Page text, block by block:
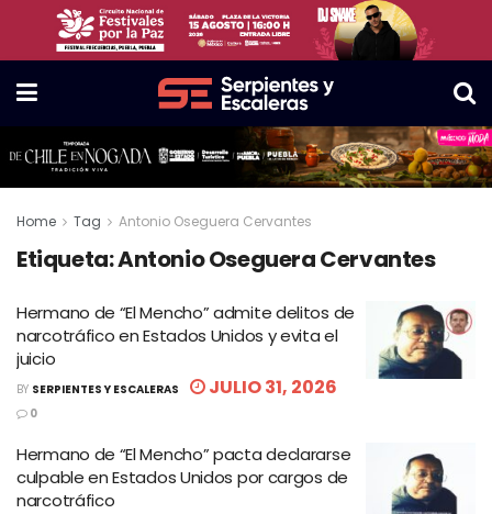
Home Tag Antonio Oseguera Cervantes
Etiqueta:Antonio Oseguera Cervantes
Hermano de “El Mencho” admite delitos de
narcotráfico en Estados Unidos y evita el
juicio
BY SERPIENTES Y ESCALERAS JULIO 31, 2026
0
Hermano de “El Mencho” pacta declararse
culpable en Estados Unidos por cargos de
narcotráfico